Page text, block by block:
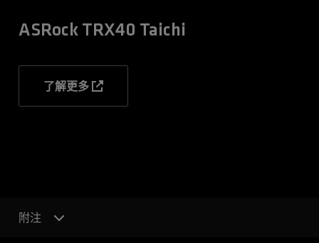
ASRock TRX40 Taichi
了解更多
附注